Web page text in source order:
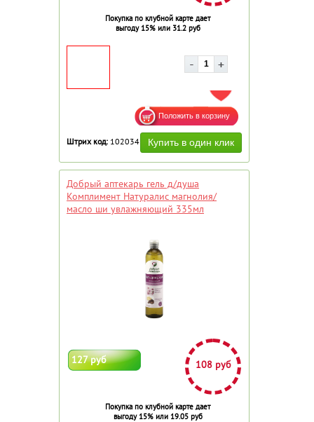
Покупка по клубной карте дает
выгоду 15% или 31.2 руб
ДОБАВИТЬ В ИЗБРАННОЕ
Штрих код: 102034
Добрый аптекарь гель д/душа
Комплимент Натуралис магнолия/
масло ши увлажняющий 335мл
127 руб 108 руб
Покупка по клубной карте дает
выгоду 15% или 19.05 руб